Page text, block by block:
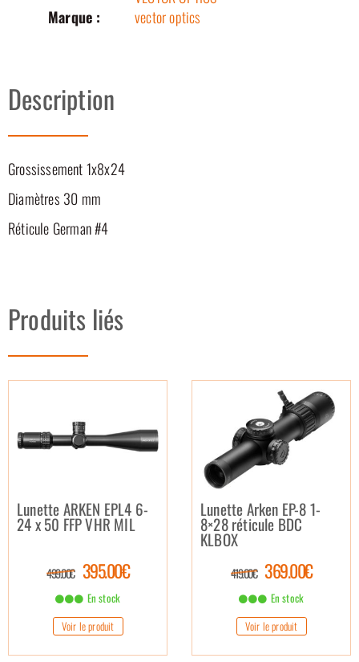
Marque :
vector optics
Description
Grossissement 1x8x24
Diamètres 30 mm
Réticule German #4
Produits liés
Lunette ARKEN EPL4 6-
24 x 50 FFP VHR MIL
499.00€ 395.00€
En stock
Voir le produit
Lunette Arken EP-8 1-
8×28 réticule BDC
KLBOX
419.00€ 369.00€
En stock
Voir le produit